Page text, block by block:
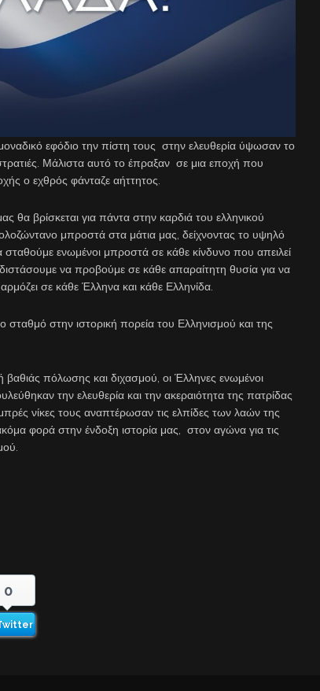
εφόδιο την πίστη τους στην ελευθερία ύψωσαν το
Μάλιστα αυτό το έπραξαν σε μια εποχή που
ο εχθρός φάνταζε αήττητος.
βρίσκεται για πάντα στην καρδιά του ελληνικού
μπροστά στα μάτια μας, δείχνοντας το υψηλό
ενωμένοι μπροστά σε κάθε κίνδυνο που απειλεί
να προβούμε σε κάθε απαραίτητη θυσία για να
σε κάθε Έλληνα και κάθε Ελληνίδα.
στην ιστορική πορεία του Ελληνισμού και της
βαθιάς πόλωσης και διχασμού, οι Έλληνες ενωμένοι
την ελευθερία και την ακεραιότητα της πατρίδας
νίκες τους αναπτέρωσαν τις ελπίδες των λαών της
φορά στην ένδοξη ιστορία μας, στον αγώνα για τις
0